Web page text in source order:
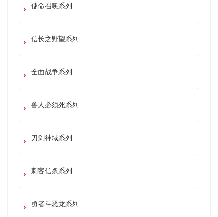
使命召唤系列
信长之野望系列
全面战争系列
兽人必须死系列
刀剑神域系列
刺客信条系列
勇者斗恶龙系列